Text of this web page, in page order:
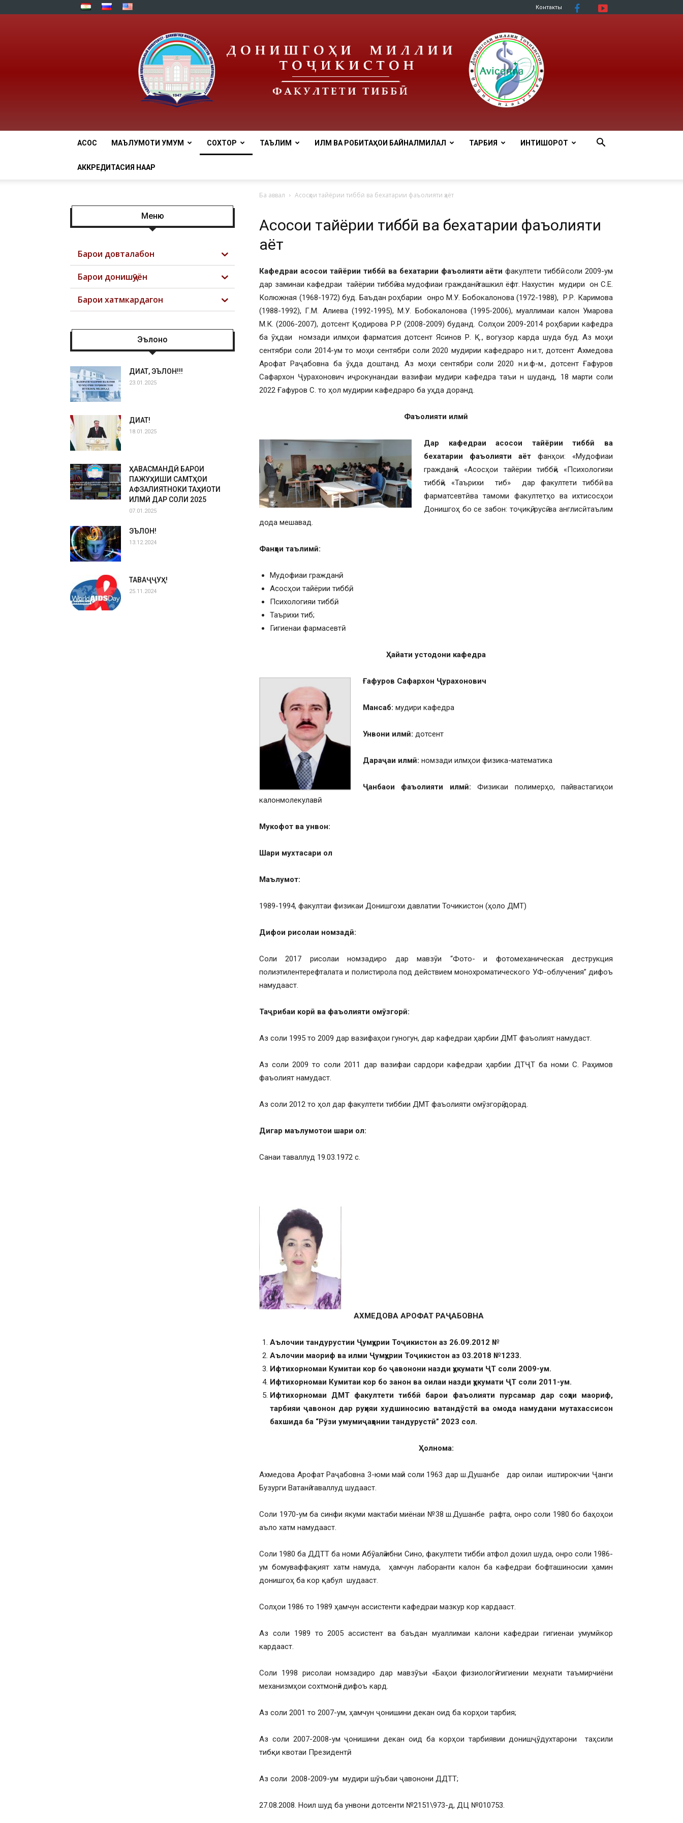
Контакты
факультет
АСОСӢ МАЪЛУМОТИ УМУМӢ СОХТОР ТАЪЛИМ ИЛМ ВА РОБИТАҲОИ БАЙНАЛМИЛАЛӢ ТАРБИЯ ИНТИШОРОТ
АККРЕДИТАСИЯ НААР
Ба аввал Асосҳои тайёрии тиббӣ ва бехатарии фаъолияти ҳаёт
Асосҳои тайёрии тиббӣ ва бехатарии фаъолияти
ҳаёт
Кафедраи асосои тайёрии тиббӣ ва бехатарии фаъолиятиаёти факултети тиббӣ соли 2009-ум
дар заминаи кафедраи тайёрии тиббӣ ва мудофиаи гражданӣ ташкил ёфт. Нахустин мудири он С.Е.
Колюжная (1968-1972) буд. Баъдан роҳбарии онро М.У. Бобокалонова (1972-1988), Р.Р. Каримова
(1988-1992), Г.М. Алиева (1992-1995), М.У. Бобокалонова (1995-2006), муаллимаи калон Умарова
М.К. (2006-2007), дотсент Қодирова Р.Р (2008-2009) буданд. Солҳои 2009-2014 роҳбарии кафедра
ба ӯҳдаи номзади илмҳои фарматсия дотсент Ясинов Р. Қ., вогузор карда шуда буд. Аз моҳи
сентябри соли 2014-ум то моҳи сентябри соли 2020 мудирии кафедраро н.и.т, дотсент Ахмедова
Арофат Раҷабовна ба ӯҳда доштанд. Аз моҳи сентябри соли 2020 н.и.ф-м., дотсент Ғафуров
Сафархон Ҷурахонович иҷрокунандаи вазифаи мудири кафедра таъи н шуданд, 18 марти соли
2022 Ғафуров С. то ҳол мудирии кафедраро ба уҳда доранд.
Фаъолияти илмӣ
Дар кафедраи асосои тайёрии тиббӣ ва
бехатарии фаъолияти аёт фанҳои: «Мудофиаи
гражданӣ», «Асосҳои тайёрии тиббӣ», «Психологияи
тиббӣ», «Таърихи тиб» дар факултети тиббӣ ва
фарматсевтӣ ва тамоми факултетҳо ва ихтисосҳои
Донишгоҳ бо се забон: тоҷикӣ, русӣ ва англисӣ таълим
дода мешавад.
Фанҳои таълимӣ:
Мудофиаи гражданӣ;
Асосҳои тайёрии тиббӣ;
Психологияи тиббӣ;
Таърихи тиб;
Гигиенаи фармасевтӣ
Ҳайати устодони кафедра
Ғафуров Сафархон Ҷурахонович
Мансаб: мудири кафедра
Унвони илмӣ: дотсент
Дараҷаи илмӣ: номзади илмҳои физика-математика
Ҷанбаои фаъолияти илмӣ:Физикаи полимерҳо, пайвастагиҳои
калонмолекулавӣ
Мукофот ва унвон:
Шари мухтасари ол
Маълумот:
1989-1994, факултаи физикаи Донишгохи давлатии Точикистон (ҳоло ДМТ)
Дифои рисолаи номзадӣ:
Соли 2017 рисолаи номзадиро дар мавзӯи “Фото- и фотомеханическая деструкция
полиэтилентерефталата и полистирола под действием монохроматического УФ-облучения” дифоъ
намудааст.
Таҷрибаи корӣ ва фаъолияти омӯзгорӣ:
Аз соли 1995 то 2009 дар вазифаҳои гуногун, дар кафедраи ҳарбии ДМТ фаъолият намудаст.
Аз соли 2009 то соли 2011 дар вазифаи сардори кафедраи ҳарбии ДТҶТ ба номи С. Раҳимов
фаъолият намудаст.
Аз соли 2012 то ҳол дар факултети тиббии ДМТ фаъолияти омӯзгорӣ дорад.
Дигар маълумотои шари ол:
Санаи таваллуд 19.03.1972 с.
АХМЕДОВА АРОФАТ РАҶАБОВНА
Аълочии тандурустии Ҷумҳурии Тоҷикистон аз 26.09.2012 №
Аълочии маориф ва илми Ҷумҳурии Тоҷикистон аз 03.2018 №1233.
Ифтихорномаи Кумитаи кор бо ҷавонони назди ҳукумати ҶТ соли 2009-ум.
Ифтихорномаи Кумитаи кор бо занон ва оилаи назди ҳукумати ҶТ соли 2011-ум.
Ифтихорномаи ДМТ факултети тиббӣ барои фаъолияти пурсамар дар соҳаи маориф,
тарбияи ҷавонон дар руҳияи худшиносию ватандӯстӣ ва омода намудани мутахассисон
бахшида ба “Рӯзи умумиҷаҳонии тандурустӣ” 2023 сол.
Ҳолнома:
Ахмедова Арофат Раҷабовна 3-юми маӣи соли 1963 дар ш.Душанбе дар оилаи иштирокчии Ҷанги
Бузурги Ватанӣ таваллуд шудааст.
Соли 1970-ум ба синфи якуми мактаби миёнаи №38 ш.Душанбе рафта, онро соли 1980 бо баҳоҳои
аъло хатм намудааст.
Соли 1980 ба ДДТТ ба номи Абӯалӣ ибни Сино, факултети тибби атфол дохил шуда, онро соли 1986-
ум бомуваффақият хатм намуда, ҳамчун лаборанти калон ба кафедраи бофташиносии ҳамин
донишгоҳ ба кор қабул шудааст.
Солҳои 1986 то 1989 ҳамчун ассистенти кафедраи мазкур кор кардааст.
Аз соли 1989 то 2005 ассистент ва баъдан муаллимаи калони кафедраи гигиенаи умумӣ кор
кардааст.
Соли 1998 рисолаи номзадиро дар мавзӯъи «Баҳои физиологӣ-гигиении меҳнати таъмирчиёни
механизмҳои сохтмонӣ» дифоъ кард.
Аз соли 2001 то 2007-ум, ҳамчун ҷонишини декан оид ба корҳои тарбия;
Аз соли 2007-2008-ум ҷонишини декан оид ба корҳои тарбиявии донишҷӯдухтарони таҳсили
тибқи квотаи Президентӣ;
Аз соли 2008-2009-ум мудири шӯъбаи ҷавонони ДДТТ;
27.08.2008. Ноил шуд ба унвони дотсенти №2151\973-д, ДЦ №010753.
Меню
Барои довталабон
Барои донишҷӯён
Барои хатмкардагон
Эълонҳо
ДИҚҚАТ, ЭЪЛОН!!!
23.01.2025
ДИҚҚАТ!
18.01.2025
ҲАВАСМАНДӢ БАРОИ
ПАЖУҲИШИ САМТҲОИ
АФЗАЛИЯТНОКИ ТАҲҚИҚОТИ
ИЛМӢ ДАР СОЛИ 2025
07.01.2025
ЭЪЛОН!
13.12.2024
ТАВАҶҶУҲ!
25.11.2024